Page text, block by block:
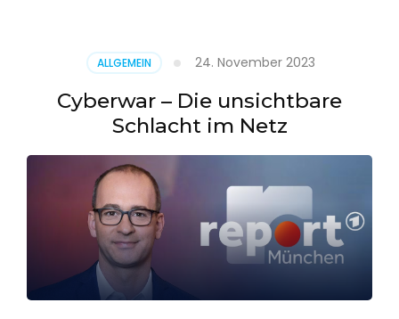
ALLGEMEIN 24. November 2023
Cyberwar – Die unsichtbare
Schlacht im Netz